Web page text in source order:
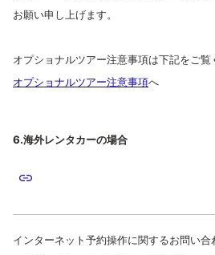
お願い申し上げます。
オプショナルツアー注意事項は下記をご覧
オプショナルツアー注意事項へ
6.海外レンタカーの場合
インターネット予約操作に関するお問い